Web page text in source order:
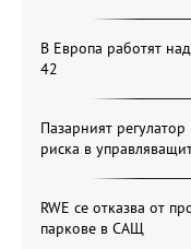
В Европа работят
42
Пазарният
риска в
RWE се отказва от
паркове в САЩ